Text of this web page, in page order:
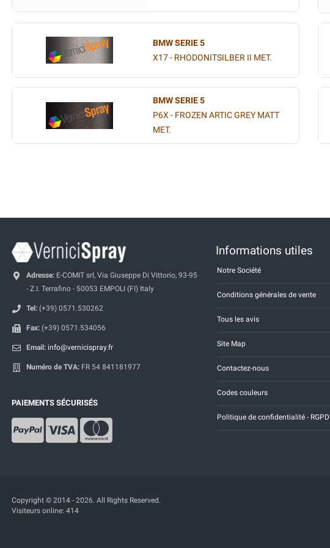
BMW SERIE 5
X17 - RHODONITSILBER II MET.
BMW SERIE 5
P6X - FROZEN ARTIC GREY MATT
MET.
Adresse: E-COMIT srl, Via Giuseppe Di Vittorio, 93-95
- Z.I. Terrafino - 50053 EMPOLI (FI) Italy
Tel: (+39) 0571.530262
Fax: (+39) 0571.534056
Email: info@vernicispray.fr
Numéro de TVA: FR 54 841181977
PAIEMENTS SÉCURISÉS
Informations utiles
Notre Société
Conditions générales de vente
Tous les avis
Site Map
Contactez-nous
Codes couleurs
Politique de confidentialité - RGPD
Copyright © 2014 - 2026. All Rights Reserved.
Visiteurs online: 414